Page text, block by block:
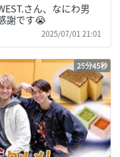
さん、なにわ男
謝です😭
2025/07/01 21:01
25分45秒